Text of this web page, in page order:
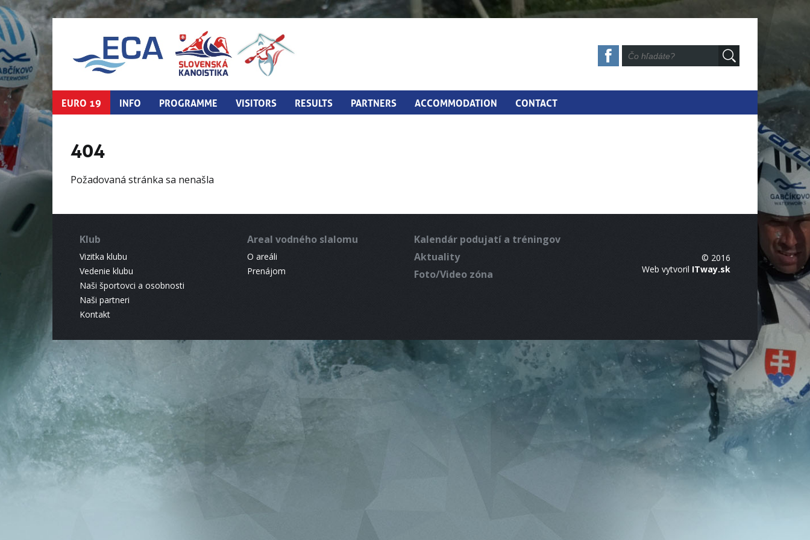
EURO 19 INFO PROGRAMME VISITORS RESULTS PARTNERS ACCOMMODATION CONTACT
404
Požadovaná stránka sa nenašla
Klub
Vizitka klubu
Vedenie klubu
Naši športovci a osobnosti
Naši partneri
Kontakt
Areal vodného slalomu
O areáli
Prenájom
Kalendár podujatí a tréningov
Aktuality
Foto/Video zóna
© 2016
Web vytvoril ITway.sk